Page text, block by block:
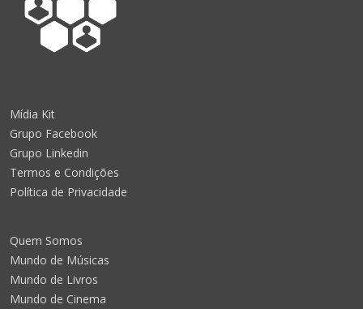
Mídia Kit
Grupo Facebook
Grupo Linkedin
Termos e Condições
Política de Privacidade
Quem Somos
Mundo de Músicas
Mundo de Livros
Mundo de Cinema